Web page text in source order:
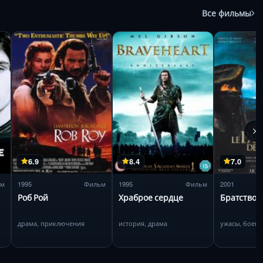
Все фильмы
6.9
1995 Фильм
Роб Рой
драма, приключения
8.4
1995 Фильм
Храброе сердце
история, драма
7.0
2001
Братство
ужасы,